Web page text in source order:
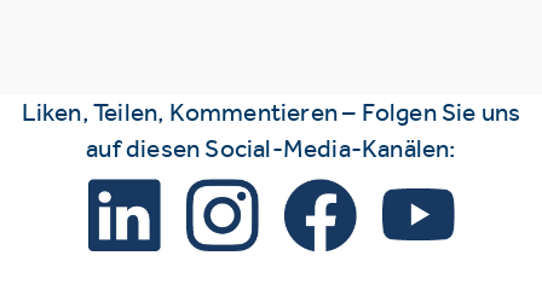
Liken, Teilen, Kommentieren – Folgen Sie uns
auf diesen Social-Media-Kanälen: